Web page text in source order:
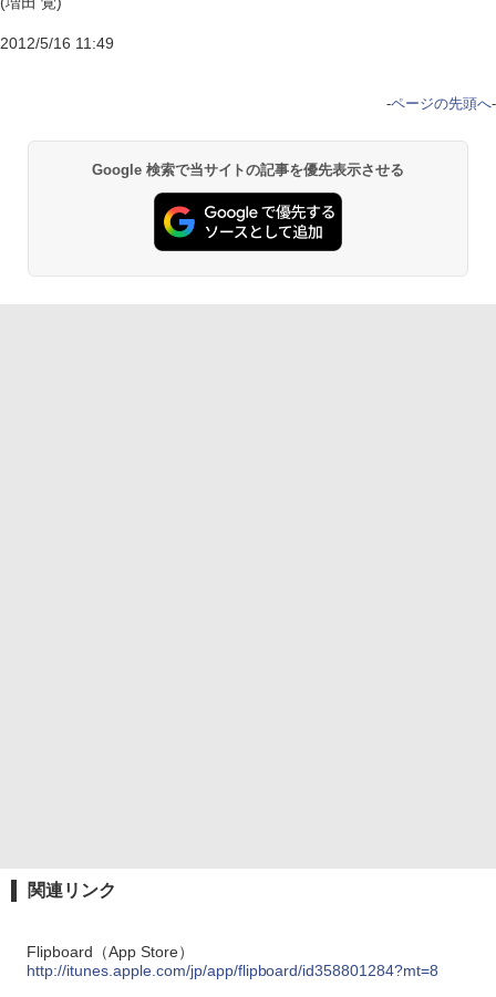
2012/5/16 11:49
-ページの先頭へ-
Google 検索で当サイトの記事を優先表示させる
関連リンク
Flipboard（App Store）
http://itunes.apple.com/jp/app/flipboard/id358801284?mt=8